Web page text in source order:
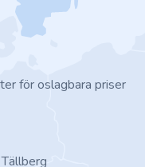
för oslagbara priser